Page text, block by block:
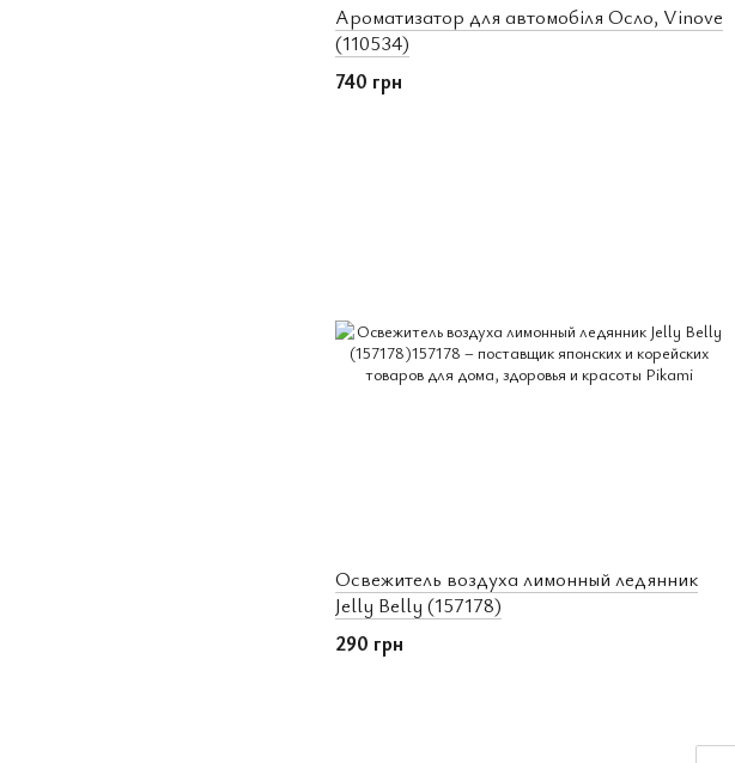
Ароматизатор для автомобіля Осло, Vinove
(110534)
740 грн
Освежитель воздуха лимонный ледянник
Jelly Belly (157178)
290 грн